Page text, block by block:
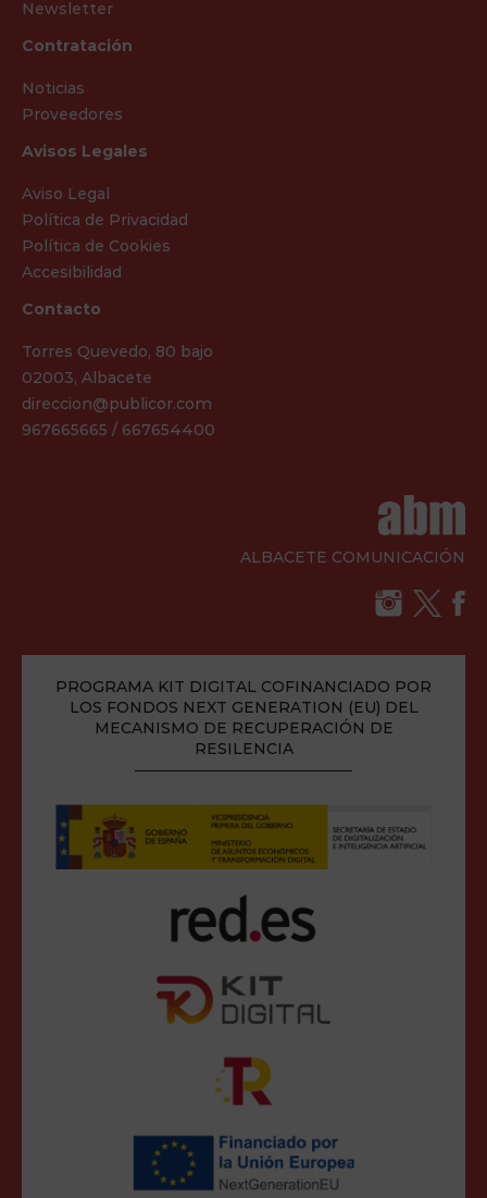
Newsletter
Contratación
Noticias
Proveedores
Avisos Legales
Aviso Legal
Política de Privacidad
Política de Cookies
Accesibilidad
Contacto
Torres Quevedo, 80 bajo
02003, Albacete
direccion@publicor.com
967665665 / 667654400
ALBACETE COMUNICACIÓN
PROGRAMA KIT DIGITAL COFINANCIADO POR
LOS FONDOS NEXT GENERATION (EU) DEL
MECANISMO DE RECUPERACIÓN DE
RESILENCIA